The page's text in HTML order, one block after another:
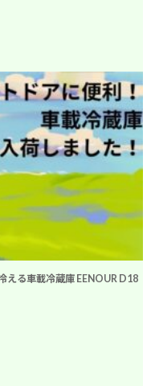
る車載冷蔵庫 EENOUR D18